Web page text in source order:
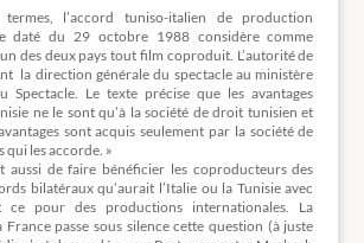
termes, l’accord tuniso-italien de production
daté du 29 octobre 1988 considère comme
des deux pays tout film coproduit. L’autorité de
la direction générale du spectacle au ministère
Spectacle. Le texte précise que les avantages
ne le sont qu’à la société de droit tunisien et
sont acquis seulement par la société de
les accorde. »
aussi de faire bénéficier les coproducteurs des
bilatéraux qu’aurait l’Italie ou la Tunisie avec
pour des productions internationales. La
passe sous silence cette question (à juste